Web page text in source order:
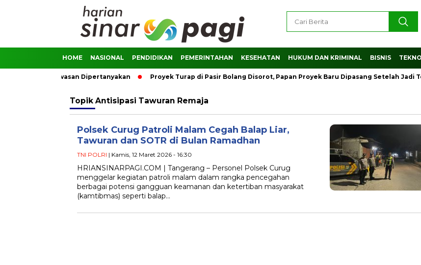
HOME NASIONAL PENDIDIKAN PEMERINTAHAN KESEHATAN HUKUM DAN KRIMINAL BISNIS
Masif, Pengawasan Dipertanyakan Proyek Turap di Pasir Bolang Disorot, Papan Proyek Baru Dipasang Setelah Jadi
Topik Antisipasi Tawuran Remaja
Polsek Curug Patroli Malam Cegah Balap Liar,
Tawuran dan SOTR di Bulan Ramadhan
TNI POLRI | Kamis, 12 Maret 2026 - 16:30
HRIANSINARPAGI.COM | Tangerang – Personel Polsek Curug
menggelar kegiatan patroli malam dalam rangka pencegahan
berbagai potensi gangguan keamanan dan ketertiban masyarakat
(kamtibmas) seperti balap…